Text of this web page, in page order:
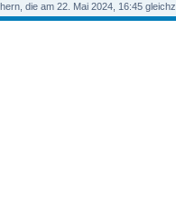
die am 22. Mai 2024, 16:45